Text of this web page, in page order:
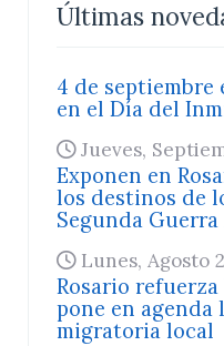
Últimas
4 de septiembre
en el Día del
Jueves,
Exponen en
los destinos de
Segunda
Lunes, Agosto
Rosario
pone en agenda
migratoria local